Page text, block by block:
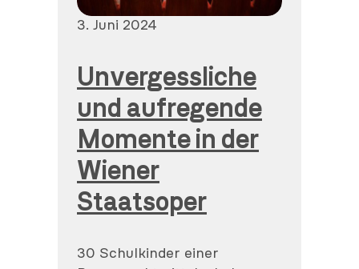
Veröffentlicht
3. Juni 2024
Unvergessliche
und aufregende
Momente in der
Wiener
Staatsoper
30 Schulkinder einer